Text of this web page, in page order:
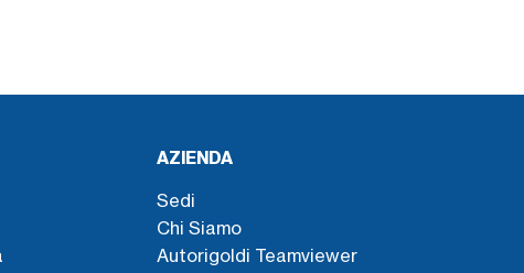
AZIENDA
Sedi
Chi Siamo
Autorigoldi Teamviewer